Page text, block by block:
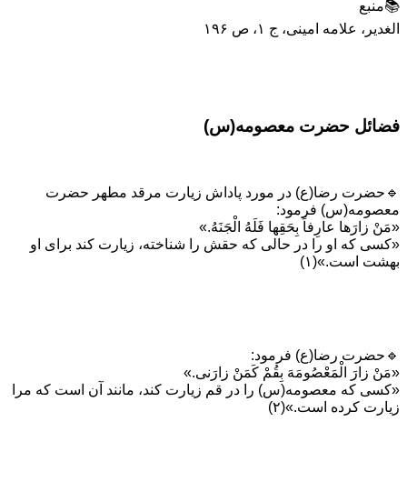
📚منبع
الغدیر، علامه امینی، ج ۱، ص ۱۹۶
فضائل حضرت معصومه(س)
🔹حضرت رضا(ع) در مورد پاداش زيارت مرقد مطهر حضرت
معصومه(س) فرمود:
«مَنْ زارَها عارِفاً بِحَقِها فَلَهُ الْجَنَهُ.»
«كسی كه او را در حالی كه حقش را شناخته، زيارت كند برای او
بهشت است.»(۱)
🔹حضرت رضا(ع) فرمود:
«مَنْ زارَ الْمَعْصُومَهَ بِقُمْ كَمَنْ زارَنی.»
«كسی كه معصومه(س) را در قم زيارت كند، مانند آن است كه مرا
زيارت كرده است.»(۲)